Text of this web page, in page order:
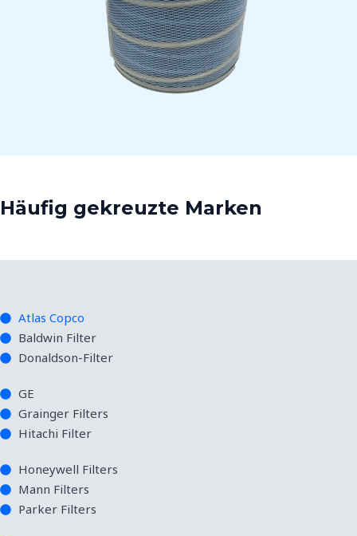
Häufig gekreuzte Marken
Atlas Copco
Baldwin Filter
Donaldson-Filter
GE
Grainger Filters
Hitachi Filter
Honeywell Filters
Mann Filters
Parker Filters